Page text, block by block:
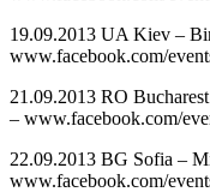
19.09.2013 UA Kiev –
www.facebook.com/
21.09.2013 RO
– www.facebook.com/
22.09.2013 BG Sofia –
www.facebook.com/